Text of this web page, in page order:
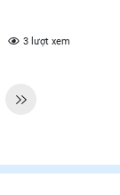
3 lượt xem
